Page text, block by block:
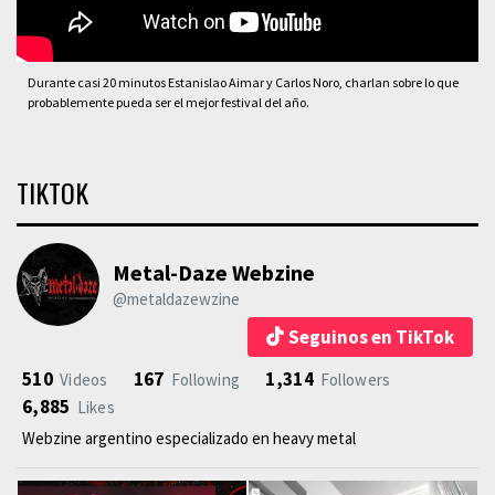
Durante casi 20 minutos Estanislao Aimar y Carlos Noro, charlan sobre lo que
probablemente pueda ser el mejor festival del año.
TIKTOK
Metal-Daze Webzine
@metaldazewzine
Seguinos en TikTok
510 Videos 167 Following 1,314 Followers
6,885 Likes
Webzine argentino especializado en heavy metal